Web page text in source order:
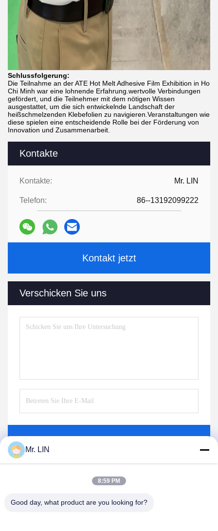
Kontakte
Kontakte: Mr. LIN
Telefon: 86--13192099222
Kontakt jetzt
Verschicken Sie uns
Schlussfolgerung:
Die Teilnahme an der ATE Hot Melt Adhesive Film Exhibition in Ho
Chi Minh war eine lohnende Erfahrung.wertvolle Verbindungen
gefördert, und die Teilnehmer mit dem nötigen Wissen
ausgestattet, um die sich entwickelnde Landschaft der
heißschmelzenden Klebefolien zu navigieren.Veranstaltungen wie
diese spielen eine entscheidende Rolle bei der Förderung von
Innovation und Zusammenarbeit.
Mr. LIN
8:59 PM
Good day, what product are you looking for?